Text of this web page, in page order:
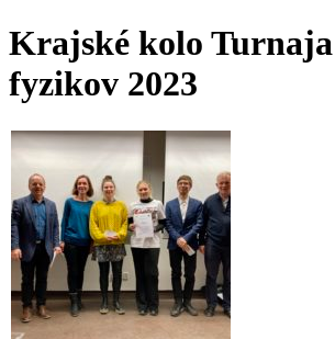
Krajské kolo
fyzikov 2023